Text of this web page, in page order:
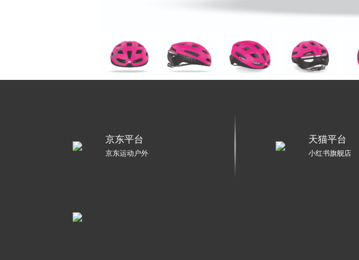
京东平台
京东运动户外
天猫平台
小红书旗舰店